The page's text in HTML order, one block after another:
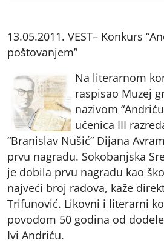
13.05.2011. VEST– Konkurs
poštovanjem”
Na literarnom
raspisao Muzej
nazivom
učenica III
“Branislav Nušić” Dijana
prvu nagradu. Sokobanjska
je dobila prvu nagradu kao
najveći broj radova, kaže
Trifunović. Likovni i literarni
povodom 50 godina od
Ivi Andriću.